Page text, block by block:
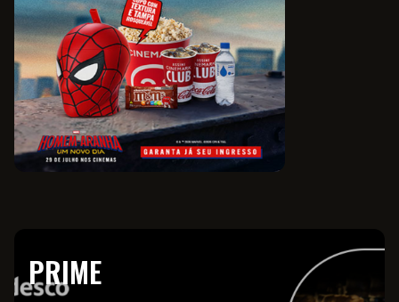
PRIME